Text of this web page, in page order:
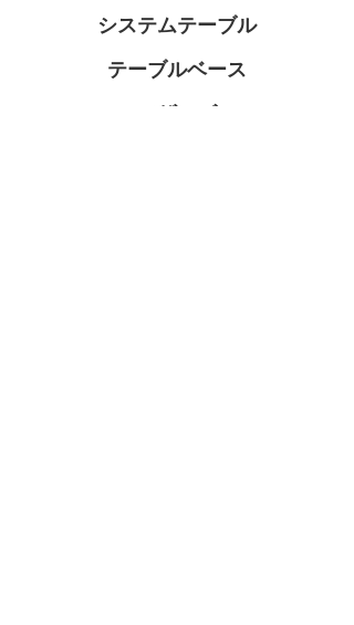
システムテーブル
テーブルベース